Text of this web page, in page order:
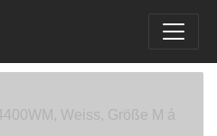
Weiss, Größe M á